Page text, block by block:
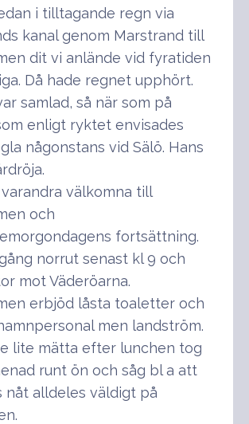
i tilltagande regn via
kanal genom Marstrand till
dit vi anlände vid fyratiden
Då hade regnet upphört.
samlad, så när som på
enligt ryktet envisades
någonstans vid Sälö. Hans
välkomna till
och
fortsättning.
norrut senast kl 9 och
mot Väderöarna.
erbjöd låsta toaletter och
men landström.
lite mätta efter lunchen tog
runt ön och såg bl a att
nåt alldeles väldigt på